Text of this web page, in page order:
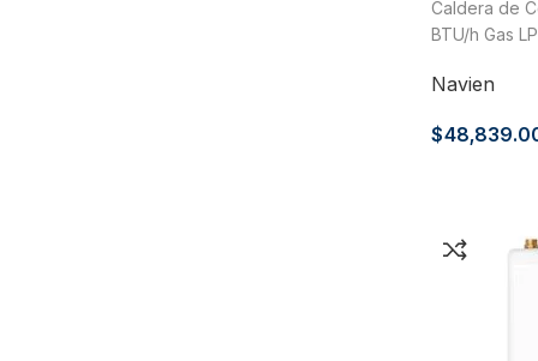
Polietileno PEAD (Corrugado y
Caldera de
BTU/h Gas
Navien
$